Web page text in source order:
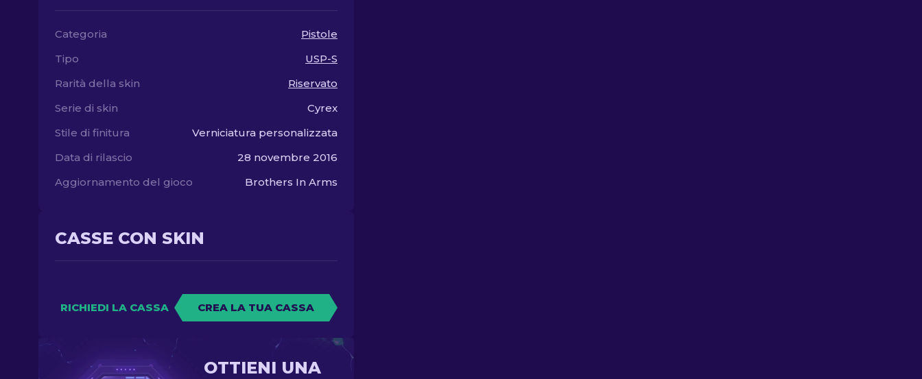
Categoria
Pistole
Tipo
USP-S
Rarità della skin
Riservato
Serie di skin
Cyrex
Stile di finitura
Verniciatura personalizzata
Data di rilascio
28 novembre 2016
Aggiornamento del gioco
Brothers In Arms
CASSE CON SKIN
RICHIEDI LA CASSA CREA LA TUA CASSA
OTTIENI UNA